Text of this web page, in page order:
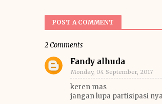
POST A COMMENT
2 Comments
Fandy alhuda
Monday, 04 September, 2017
keren mas
jangan lupa partisipasi